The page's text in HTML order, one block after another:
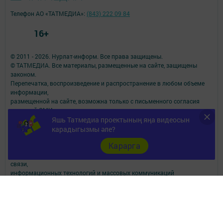
Яшь Татмедиа проектының яңа видеосын
карадыгызмы әле?
Карарга
© 2011 - 2026. Нурлат-⁠информ. Все права защищены.
© ТАТМЕДИА. Все материалы, размещенные на сайте, защищены
законом.
Перепечатка, воспроизведение и распространение в любом объеме
информации,
размещенной на сайте, возможна только с письменного согласия
редакций СМИ.
При поддержке Республиканского агентства по печати и массовым
коммуникациям.
Наименование СМИ: Нурлат-⁠информ
№ записи о регистрации СМИ, дата: ЭЛ № ФС 77 -⁠ 73782 от 05.10.2018
СМИ зарегистрированно Федеральной службой по надзору в сфере
связи,
информационных технологий и массовых коммуникаций
Телефон АО «ТАТМЕДИА»: (843) 222 09 84
16+